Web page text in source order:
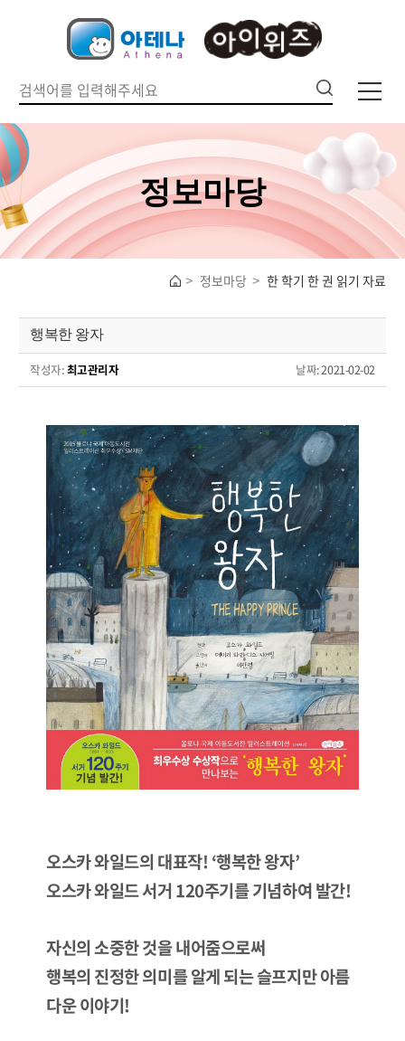
정보마당
정보마당 한 학기 한 권 읽기 자료
행복한 왕자
작성자:최고관리자 날짜: 2021-02-02
오스카 와일드의 대표작! ‘행복한 왕자’
오스카 와일드 서거 120주기를 기념하여 발간!
자신의 소중한 것을 내어줌으로써
행복의 진정한 의미를 알게 되는 슬프지만 아름
다운 이야기!